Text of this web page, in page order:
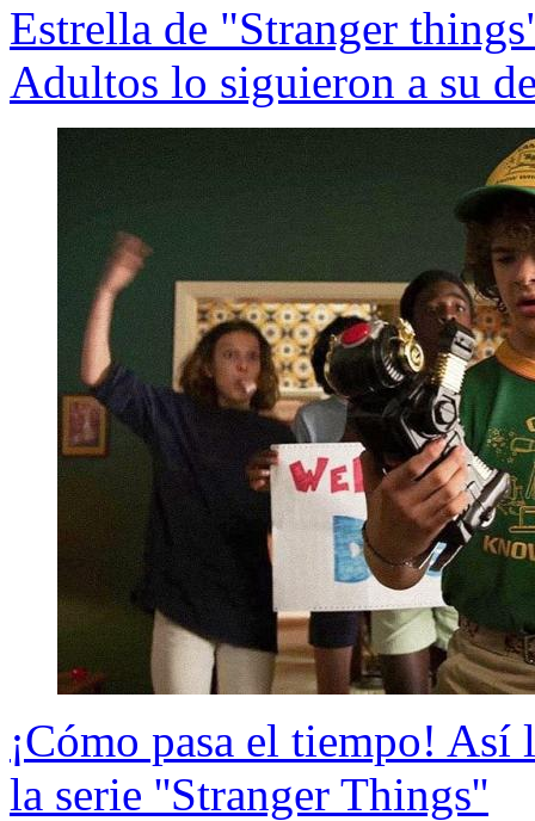
Estrella de "Stranger
Adultos lo siguieron a su
¡Cómo pasa el tiempo! Así
la serie ''Stranger Things''